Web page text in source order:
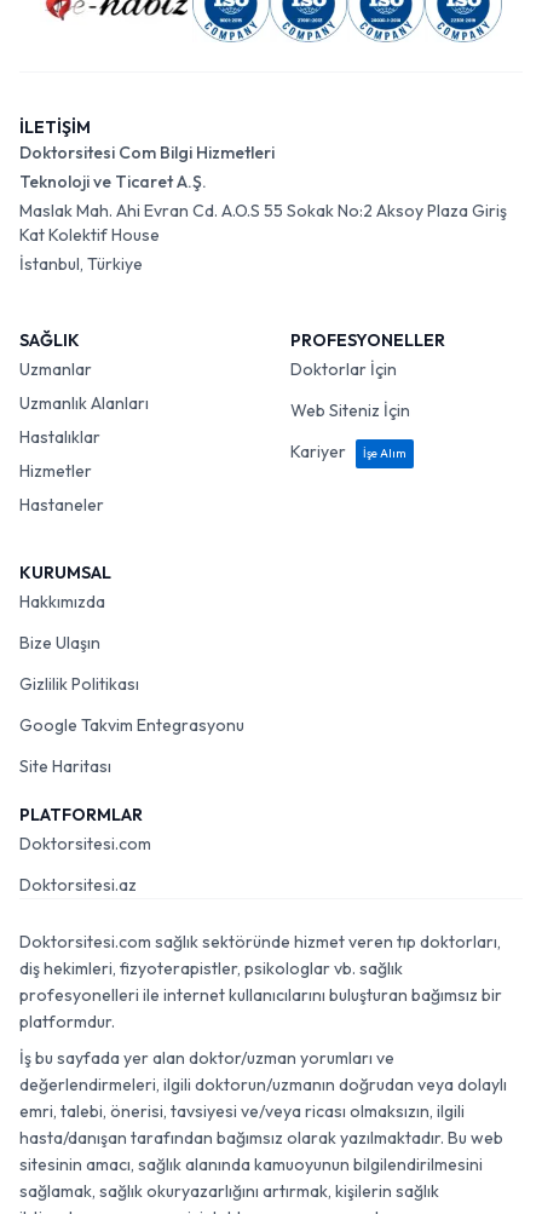
İLETİŞİM
Doktorsitesi Com Bilgi Hizmetleri
Teknoloji ve Ticaret A.Ş.
Maslak Mah. Ahi Evran Cd. A.O.S 55 Sokak No:2 Aksoy Plaza Giriş
Kat Kolektif House
İstanbul, Türkiye
SAĞLIK
Uzmanlar
Uzmanlık Alanları
Hastalıklar
Hizmetler
Hastaneler
PROFESYONELLER
Doktorlar İçin
Web Siteniz İçin
Kariyer
İşe Alım
KURUMSAL
Hakkımızda
Bize Ulaşın
Gizlilik Politikası
Google Takvim Entegrasyonu
Site Haritası
PLATFORMLAR
Doktorsitesi.com
Doktorsitesi.az
Doktorsitesi.com sağlık sektöründe hizmet veren tıp doktorları,
diş hekimleri, fizyoterapistler, psikologlar vb. sağlık
profesyonelleri ile internet kullanıcılarını buluşturan bağımsız bir
platformdur.
İş bu sayfada yer alan doktor/uzman yorumları ve
değerlendirmeleri, ilgili doktorun/uzmanın doğrudan veya dolaylı
emri, talebi, önerisi, tavsiyesi ve/veya ricası olmaksızın, ilgili
hasta/danışan tarafından bağımsız olarak yazılmaktadır. Bu web
sitesinin amacı, sağlık alanında kamuoyunun bilgilendirilmesini
sağlamak, sağlık okuryazarlığını artırmak, kişilerin sağlık